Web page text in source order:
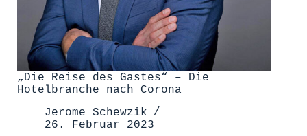
„Die Reise des Gastes“ – Die
Hotelbranche nach Corona
Jerome Schewzik
26. Februar 2023